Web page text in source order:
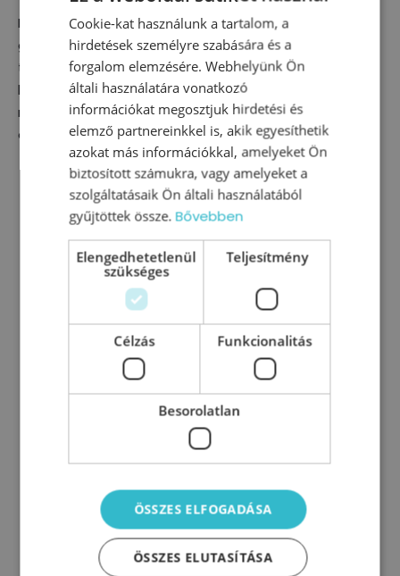
Ez nem egy újabb vezetőelméleti kurzus, hanem egy
gyakorlati útmutató ahhoz, hogyan használd ki
tudatosan az első 90 nap lehetőségét. Segít abban,
hogy vezetőként ne sodródj az eseményekkel, hanem
már az indulástól kezdve bizalmat, együttműködést
és kiszámítható működést építs a csapatodban.
Vélemények az
akadémiai kurzusokról
"A TGVA-t ajánlom mindenkinek, mert
visszacsatolásokkal támasztják alá a
trénerek a pszichológiai feltevéseket."
Cookie-kat használunk a tartalom, a
hirdetések személyre szabására és a
forgalom elemzésére. Webhelyünk Ön
általi használatára vonatkozó
információkat megosztjuk hirdetési és
elemző partnereinkkel is, akik egyesíthetik
azokat más információkkal, amelyeket Ön
biztosított számukra, vagy amelyeket a
szolgáltatásaik Ön általi használatából
gyűjtöttek össze.Bővebben
Elengedhetetlenül
szükséges
Teljesítmény
Célzás Funkcionalitás
Besorolatlan
ÖSSZES ELFOGADÁSA
ÖSSZES ELUTASÍTÁSA